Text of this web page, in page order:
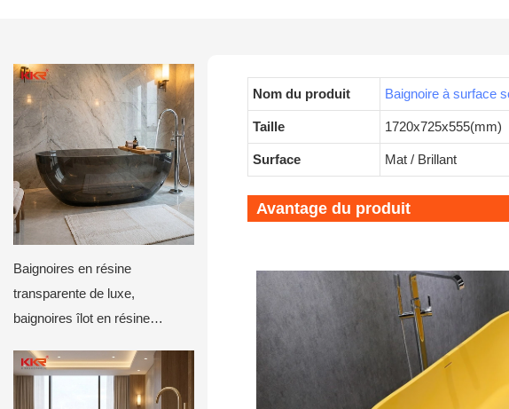
Baignoires en résine
transparente de luxe,
baignoires îlot en résine
villas
Nom du produit Baignoire à surface
Taille 1720x725x555(mm)
Surface Mat / Brillant
Avantage du produit